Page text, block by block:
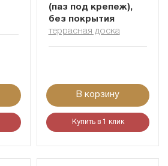
(паз под крепеж),
без покрытия
террасная доска
В корзину
Купить в 1 клик